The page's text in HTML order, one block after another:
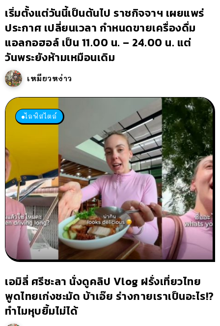
เริ่มตั้งแต่วันนี้เป็นต้นไป ราชกิจจาฯ เผยแพร่
ประกาศ เปลี่ยนเวลา กำหนดขายเครื่องดื่ม
แอลกอฮอล์ เป็น 11.00 น. – 24.00 น. แต่
วันพระยังห้ามเหมือนเดิม
เหมียวหง่าว
ไลฟ์สไตล์
เอมิลี่ ศรีชะลา นั่งดูคลิป Vlog ฝรั่งเที่ยวไทย
พูดไทยเก่งชะมัด บ้าเอ๊ย ร่างกายเราเป็นอะไร!?
ทำไมหุบยิ้มไม่ได้